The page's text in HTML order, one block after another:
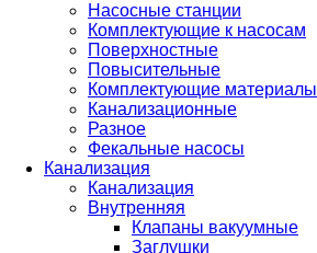
Насосные станции
Комплектующие к насосам
Поверхностные
Повысительные
Комплектующие материалы
Канализационные
Разное
Фекальные насосы
Канализация
Канализация
Внутренняя
Клапаны вакуумные
Заглушки